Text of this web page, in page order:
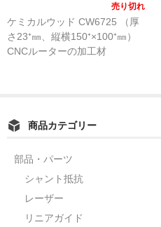
アーケードスイッチ
カーライト
ヒューズ
リニアガイド
アルミ板
売り切れ
ケミカルウッド CW6725 （厚
さ23⁺㎜、縦横150⁺×100⁺㎜）
CNCルーターの加工材
商品カテゴリー
部品・パーツ
シャント抵抗
レーザー
リニアガイド